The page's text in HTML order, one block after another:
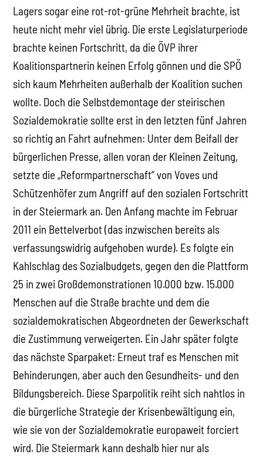
Lagers sogar eine rot-rot-grüne Mehrheit brachte, ist
heute nicht mehr viel übrig. Die erste Legislaturperiode
brachte keinen Fortschritt, da die ÖVP ihrer
Koalitionspartnerin keinen Erfolg gönnen und die SPÖ
sich kaum Mehrheiten außerhalb der Koalition suchen
wollte. Doch die Selbstdemontage der steirischen
Sozialdemokratie sollte erst in den letzten fünf Jahren
so richtig an Fahrt aufnehmen: Unter dem Beifall der
bürgerlichen Presse, allen voran der Kleinen Zeitung,
setzte die „Reformpartnerschaft“ von Voves und
Schützenhöfer zum Angriff auf den sozialen Fortschritt
in der Steiermark an. Den Anfang machte im Februar
2011 ein Bettelverbot (das inzwischen bereits als
verfassungswidrig aufgehoben wurde). Es folgte ein
Kahlschlag des Sozialbudgets, gegen den die Plattform
25 in zwei Großdemonstrationen 10.000 bzw. 15.000
Menschen auf die Straße brachte und dem die
sozialdemokratischen Abgeordneten der Gewerkschaft
die Zustimmung verweigerten. Ein Jahr später folgte
das nächste Sparpaket: Erneut traf es Menschen mit
Behinderungen, aber auch den Gesundheits- und den
Bildungsbereich. Diese Sparpolitik reiht sich nahtlos in
die bürgerliche Strategie der Krisenbewältigung ein,
wie sie von der Sozialdemokratie europaweit forciert
wird. Die Steiermark kann deshalb hier nur als